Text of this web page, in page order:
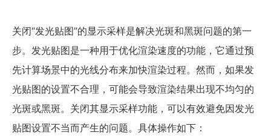
关闭“发光贴图”的显示采样是解决光斑和黑斑问题的第一
步。发光贴图是一种用于优化渲染速度的功能，它通过预
先计算场景中的光线分布来加快渲染过程。然而，如果发
光贴图的设置不合理，可能会导致渲染结果出现不均匀的
光斑或黑斑。关闭其显示采样功能，可以有效避免因发光
贴图设置不当而产生的问题。具体操作如下：